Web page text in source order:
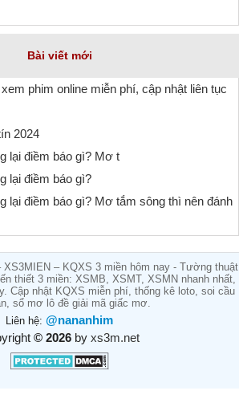
Bài viết mới
phim online miễn phí, cập nhật liên tục
2024
lại điềm báo gì? Mơ t
lại điềm báo gì?
lại điềm báo gì? Mơ tắm sông thì nên đánh
– KQXS 3 miền hôm nay - Tường thuật
thiết 3 miền: XSMB, XSMT, XSMN nhanh nhất,
Cập nhật KQXS miễn phí, thống kê loto, soi cầu
sổ mơ lô đề giải mã giấc mơ.
Liên hệ: @nananhim
© 2026by xs3m.net